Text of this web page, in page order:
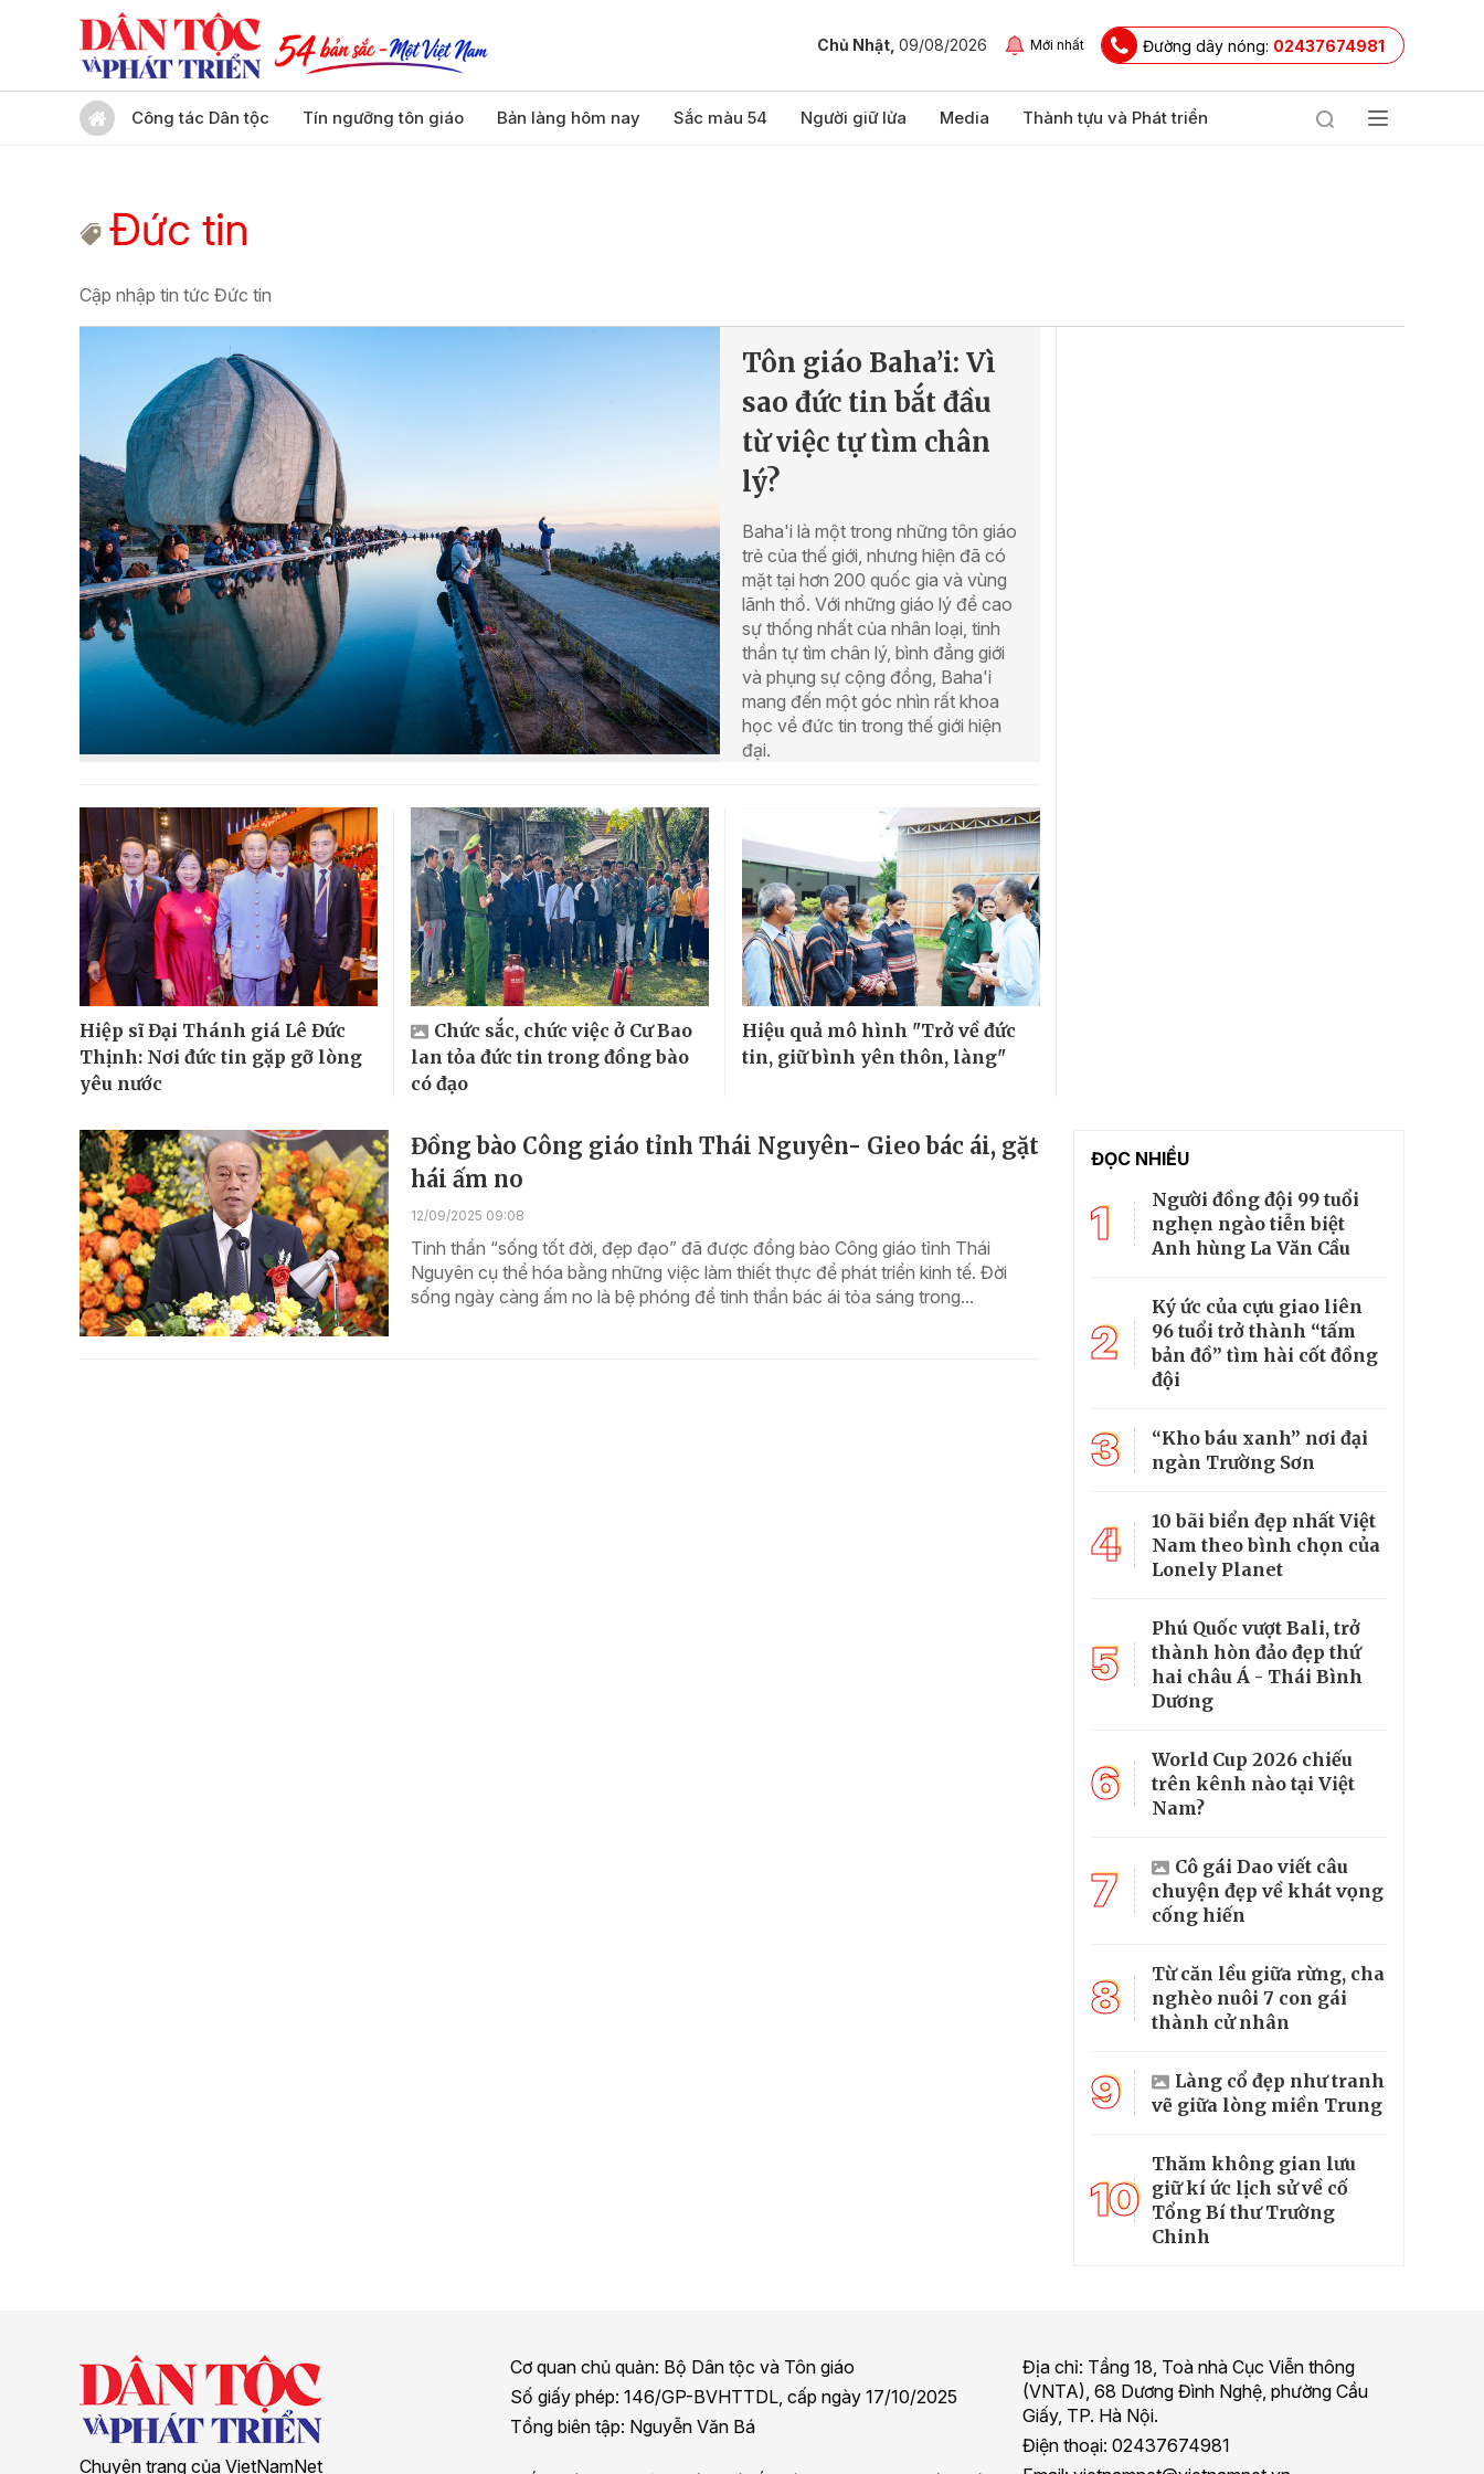
Chủ Nhật, 09/08/2026 Mới nhất Đường dây nóng: 02437674981
Công tác Dân tộc Tín ngưỡng tôn giáo Bản làng hôm nay Sắc màu 54 Người giữ lửa Media Thành tựu và Phát triển
Đức tin
Cập nhập tin tức Đức tin
Tôn giáo Baha’i: Vì
sao đức tin bắt đầu
từ việc tự tìm chân
lý?
Baha'i là một trong những tôn giáo
trẻ của thế giới, nhưng hiện đã có
mặt tại hơn 200 quốc gia và vùng
lãnh thổ. Với những giáo lý đề cao
sự thống nhất của nhân loại, tinh
thần tự tìm chân lý, bình đẳng giới
và phụng sự cộng đồng, Baha'i
mang đến một góc nhìn rất khoa
học về đức tin trong thế giới hiện
đại.
Hiệp sĩ Đại Thánh giá Lê Đức
Thịnh: Nơi đức tin gặp gỡ lòng
yêu nước
Chức sắc, chức việc ở Cư Bao
lan tỏa đức tin trong đồng bào
có đạo
Hiệu quả mô hình "Trở về đức
tin, giữ bình yên thôn, làng"
Đồng bào Công giáo tỉnh Thái Nguyên- Gieo bác ái, gặt
hái ấm no
12/09/2025 09:08
Tinh thần “sống tốt đời, đẹp đạo” đã được đồng bào Công giáo tỉnh Thái
Nguyên cụ thể hóa bằng những việc làm thiết thực để phát triển kinh tế. Đời
sống ngày càng ấm no là bệ phóng để tinh thần bác ái tỏa sáng trong...
ĐỌC NHIỀU
1
Người đồng đội 99 tuổi
nghẹn ngào tiễn biệt
Anh hùng La Văn Cầu
2
Ký ức của cựu giao liên
96 tuổi trở thành “tấm
bản đồ” tìm hài cốt đồng
đội
3
“Kho báu xanh” nơi đại
ngàn Trường Sơn
4
10 bãi biển đẹp nhất Việt
Nam theo bình chọn của
Lonely Planet
5
Phú Quốc vượt Bali, trở
thành hòn đảo đẹp thứ
hai châu Á - Thái Bình
Dương
6
World Cup 2026 chiếu
trên kênh nào tại Việt
Nam?
7
Cô gái Dao viết câu
chuyện đẹp về khát vọng
cống hiến
8
Từ căn lều giữa rừng, cha
nghèo nuôi 7 con gái
thành cử nhân
9
Làng cổ đẹp như tranh
vẽ giữa lòng miền Trung
10
Thăm không gian lưu
giữ kí ức lịch sử về cố
Tổng Bí thư Trường
Chinh
Chuyên trang của VietNamNet
Cơ quan chủ quản: Bộ Dân tộc và Tôn giáo
Số giấy phép: 146/GP-BVHTTDL, cấp ngày 17/10/2025
Tổng biên tập: Nguyễn Văn Bá
Địa chỉ: Tầng 18, Toà nhà Cục Viễn thông
(VNTA), 68 Dương Đình Nghệ, phường Cầu
Giấy, TP. Hà Nội.
Điện thoại: 02437674981